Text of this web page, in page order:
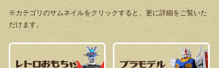
※カテゴリのサムネイルをクリックすると、更に詳細をご覧いた
だけます。